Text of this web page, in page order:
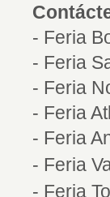
- Feria
- Feria
- Feria
- Feria
- Feria
- Feria
- Feria